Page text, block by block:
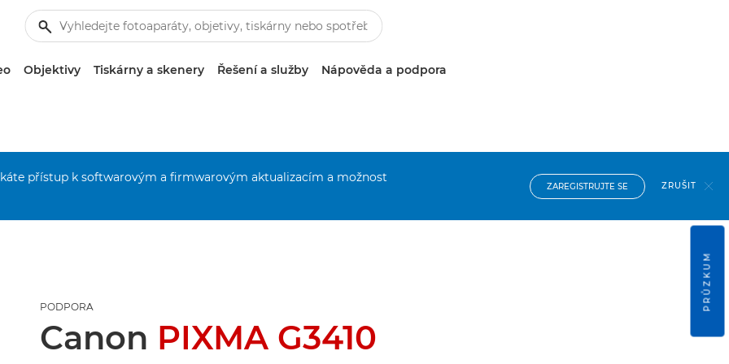
Objektivy Tiskárny a skenery Řešení a služby Nápověda a podpora
přístup k softwarovým a firmwarovým aktualizacím a možnost
ZAREGISTRUJTE SE ZRUŠIT
PODPORA
Canon PIXMA G3410
PRŮZKUM